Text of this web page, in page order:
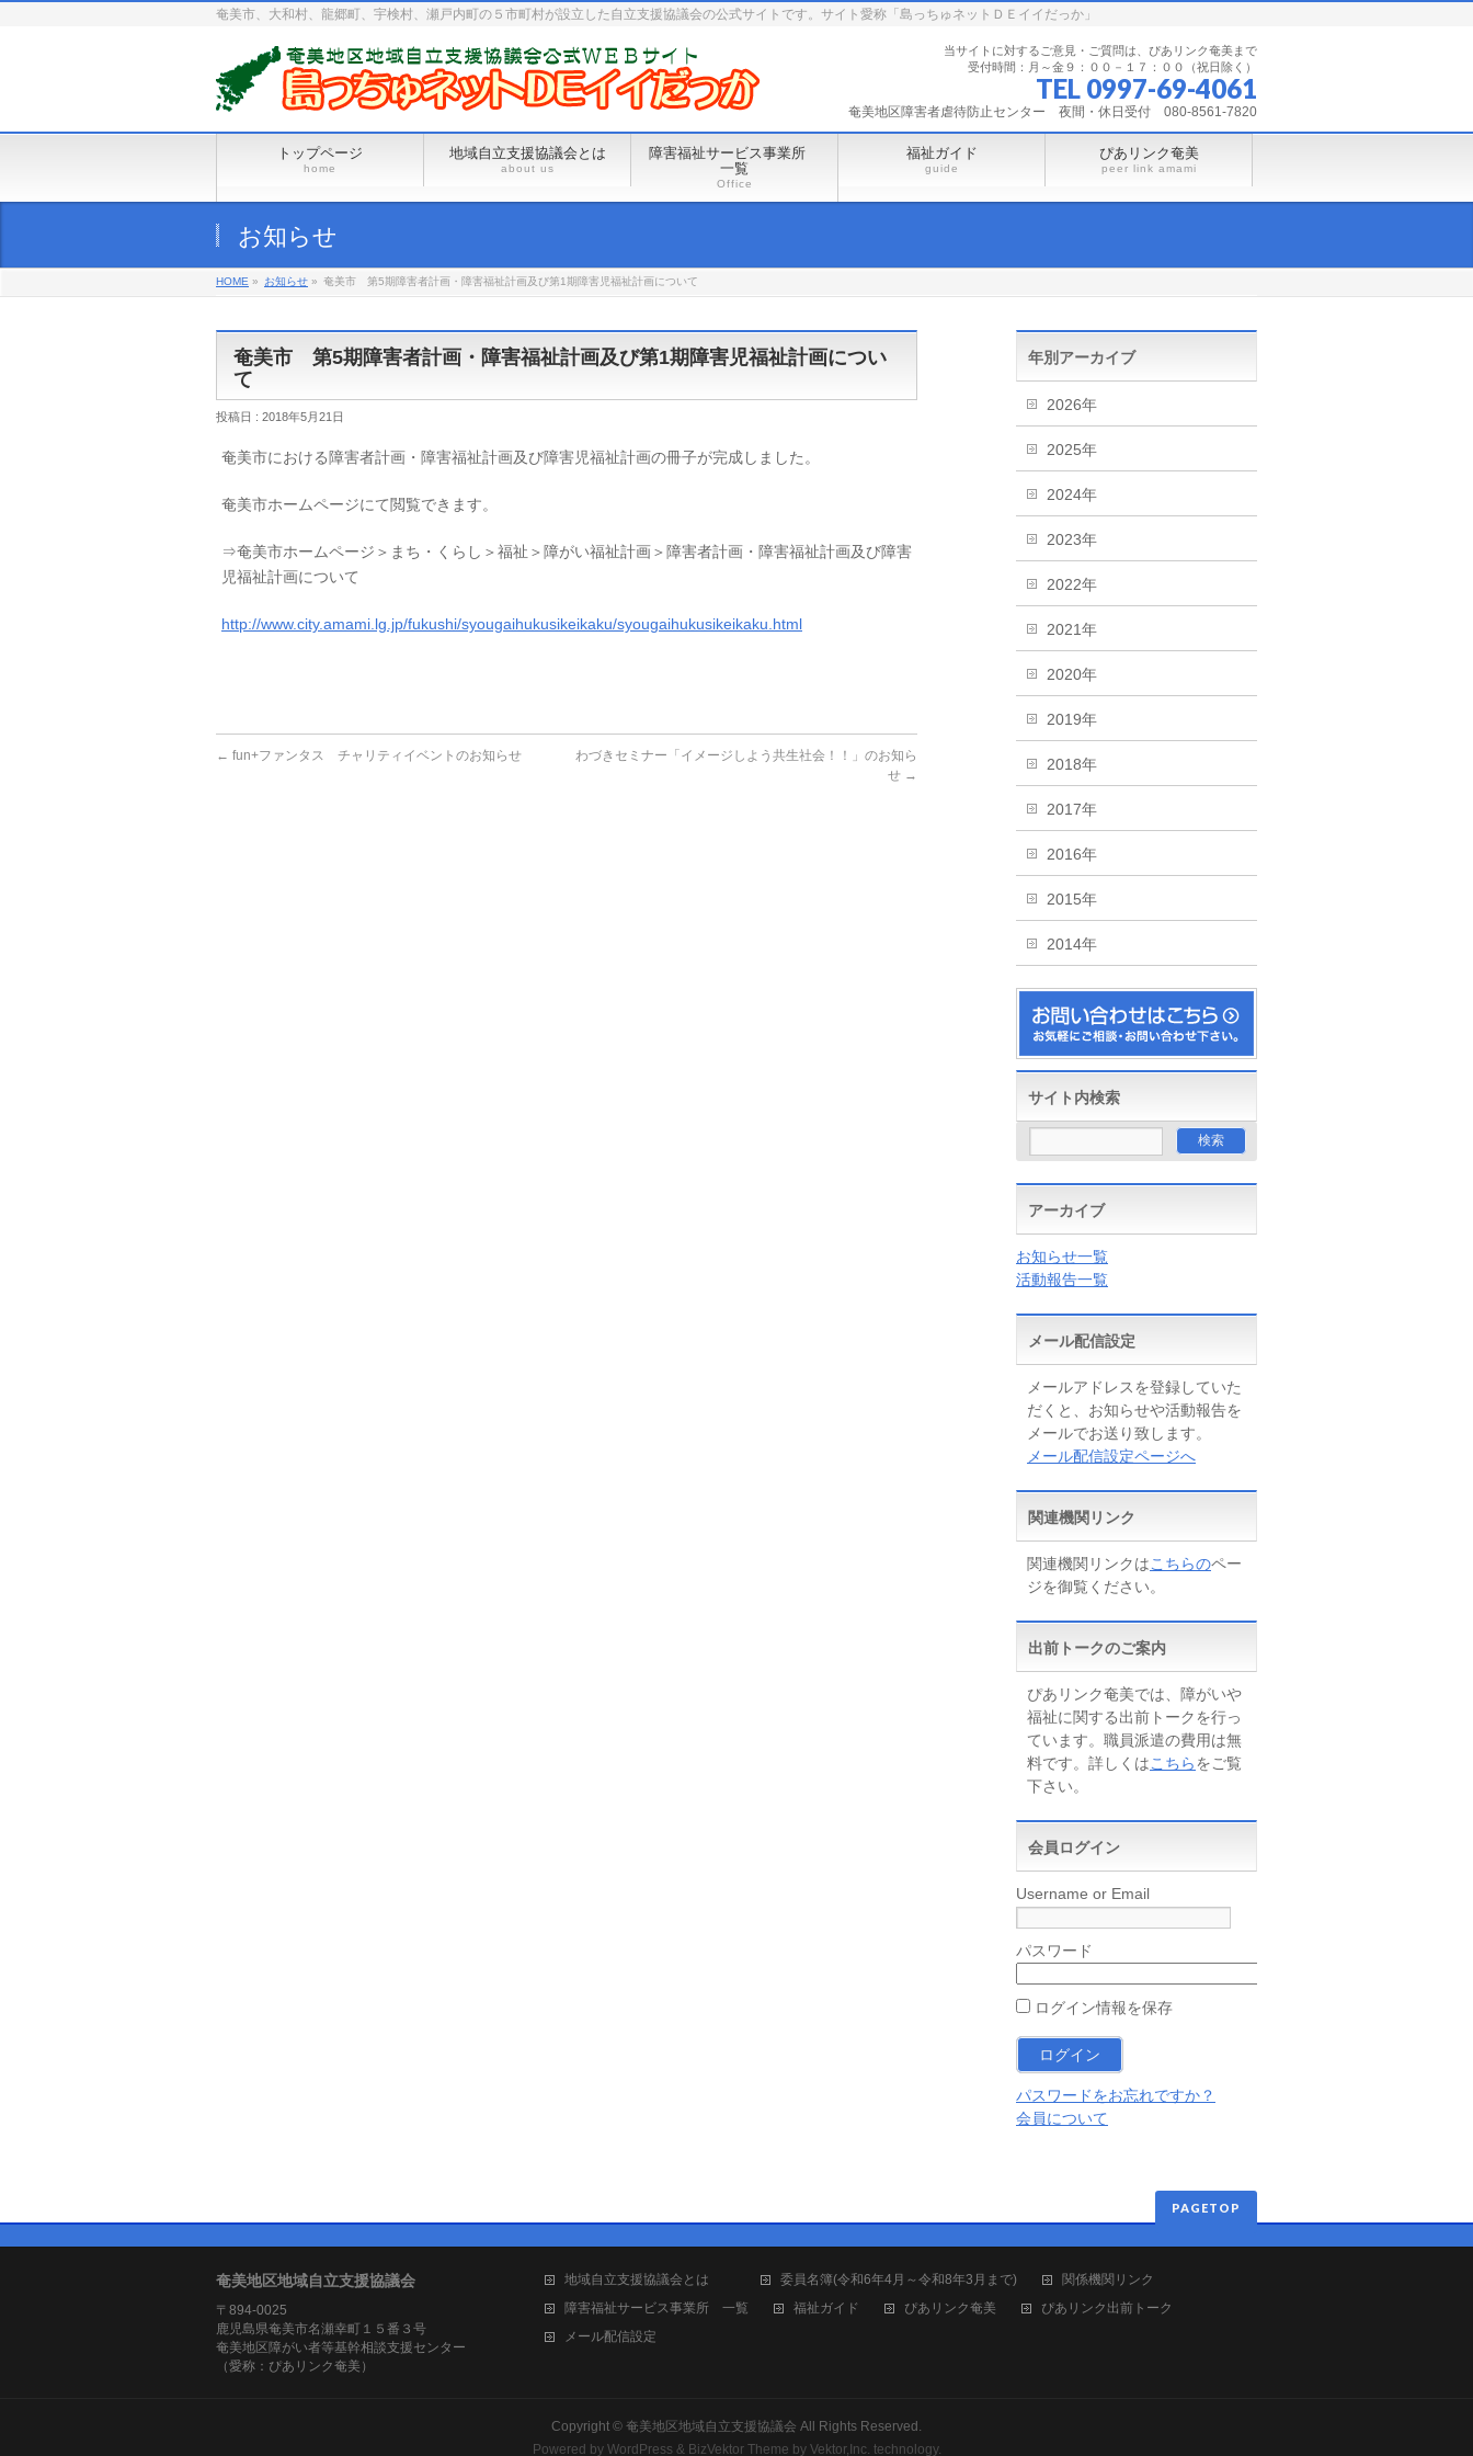
奄美市、大和村、龍郷町、宇検村、瀬戸内町の５市町村が設立した自立支援協議会の公式サイトです。サイト愛称「島っちゅネットＤＥイイだっか」
当サイトに対するご意見・ご質問は、ぴあリンク奄美まで
受付時間：月～金９：００－１７：００（祝日除く）
TEL 0997-69-4061
奄美地区障害者虐待防止センター 夜間・休日受付 080-8561-7820
トップページ
home
地域自立支援協議会とは
about us
障害福祉サービス事業所
一覧
Office
福祉ガイド
guide
ぴあリンク奄美
peer link amami
お知らせ
HOME » お知らせ » 奄美市 第5期障害者計画・障害福祉計画及び第1期障害児福祉計画について
奄美市 第5期障害者計画・障害福祉計画及び第1期障害児福祉計画につい
て
投稿日 : 2018年5月21日
奄美市における障害者計画・障害福祉計画及び障害児福祉計画の冊子が完成しました。
奄美市ホームページにて閲覧できます。
⇒奄美市ホームページ＞まち・くらし＞福祉＞障がい福祉計画＞障害者計画・障害福祉計画及び障害
児福祉計画について
http://www.city.amami.lg.jp/fukushi/syougaihukusikeikaku/syougaihukusikeikaku.html
← fun+ファンタス チャリティイベントのお知らせ
わづきセミナー「イメージしよう共生社会！！」のお知ら
せ →
年別アーカイブ
2026年
2025年
2024年
2023年
2022年
2021年
2020年
2019年
2018年
2017年
2016年
2015年
2014年
サイト内検索
アーカイブ
お知らせ一覧
活動報告一覧
メール配信設定
メールアドレスを登録していた
だくと、お知らせや活動報告を
メールでお送り致します。
メール配信設定ページへ
関連機関リンク
関連機関リンクはこちらのペー
ジを御覧ください。
出前トークのご案内
ぴあリンク奄美では、障がいや
福祉に関する出前トークを行っ
ています。職員派遣の費用は無
料です。詳しくはこちらをご覧
下さい。
会員ログイン
Username or Email
パスワード
ログイン情報を保存
パスワードをお忘れですか？
会員について
PAGETOP
奄美地区地域自立支援協議会
〒894-0025
鹿児島県奄美市名瀬幸町１５番３号
奄美地区障がい者等基幹相談支援センター
（愛称：ぴあリンク奄美）
地域自立支援協議会とは 委員名簿(令和6年4月～令和8年3月まで)
関係機関リンク
障害福祉サービス事業所 一覧
福祉ガイド ぴあリンク奄美
ぴあリンク出前トーク
メール配信設定
Copyright © 奄美地区地域自立支援協議会 All Rights Reserved.
Powered by WordPress & BizVektor Theme by Vektor,Inc. technology.